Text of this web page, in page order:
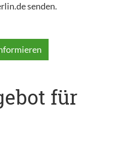
senden.
für